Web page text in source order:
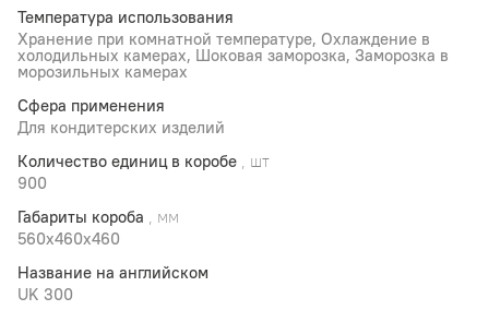
Температура использования
Хранение при комнатной температуре, Охлаждение в
холодильных камерах, Шоковая заморозка, Заморозка в
морозильных камерах
Сфера применения
Для кондитерских изделий
Количество единиц в коробе , шт
900
Габариты короба , мм
560x460х460
Название на английском
UK 300